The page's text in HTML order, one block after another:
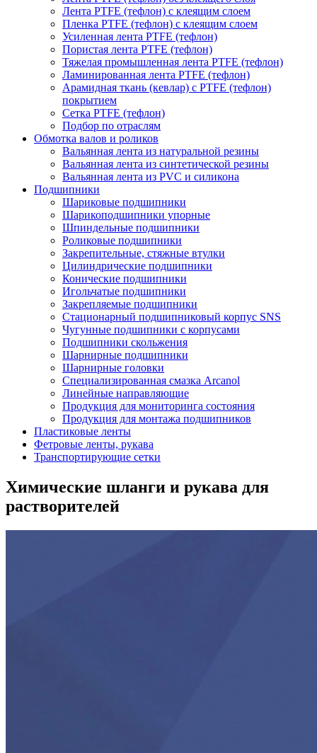
Лента PTFE (тефлон) с клеящим слоем
Пленка PTFE (тефлон) с клеящим слоем
Усиленная лента PTFE (тефлон)
Пористая лента PTFE (тефлон)
Тяжелая промышленная лента PTFE (тефлон)
Ламинированная лента PTFE (тефлон)
Арамидная ткань (кевлар) с PTFE (тефлон)
покрытием
Сетка PTFE (тефлон)
Подбор по отраслям
Обмотка валов и роликов
Вальянная лента из натуральной резины
Вальянная лента из синтетической резины
Вальянная лента из PVC и силикона
Подшипники
Шариковые подшипники
Шарикоподшипники упорные
Шпиндельные подшипники
Роликовые подшипники
Закрепительные, стяжные втулки
Цилиндрические подшипники
Конические подшипники
Игольчатые подшипники
Закрепляемые подшипники
Стационарный подшипниковый корпус SNS
Чугунные подшипники с корпусами
Подшипники скольжения
Шарнирные подшипники
Шарнирные головки
Специализированная смазка Arcanol
Линейные направляющие
Продукция для мониторинга состояния
Продукция для монтажа подшипников
Пластиковые ленты
Фетровые ленты, рукава
Транспортирующие сетки
Химические шланги и рукава для
растворителей